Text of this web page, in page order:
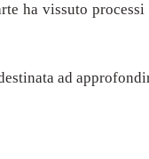
ha vissuto
ad